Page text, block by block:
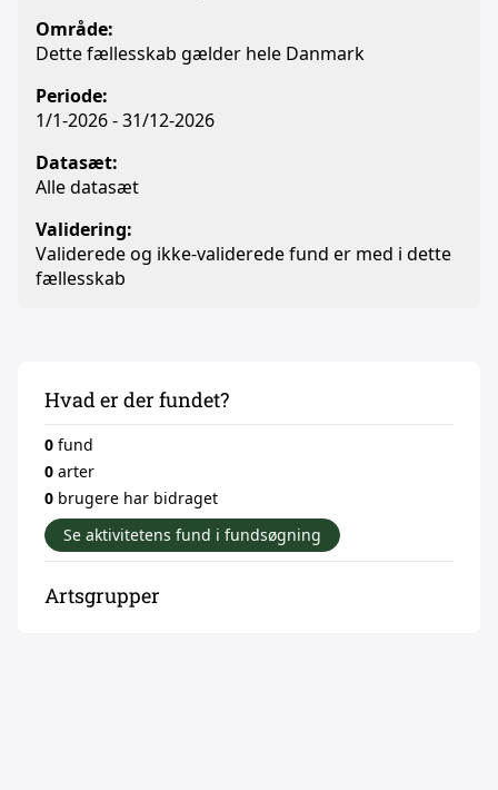
Område:
Dette fællesskab gælder hele Danmark
Periode:
1/1-2026 - 31/12-2026
Datasæt:
Alle datasæt
Validering:
Validerede og ikke-validerede fund er med i dette
fællesskab
Hvad er der fundet?
0 fund
0 arter
0 brugere har bidraget
Se aktivitetens fund i fundsøgning
Artsgrupper